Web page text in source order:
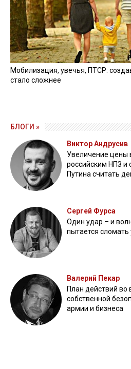
Мобилизация, увечья, ПТСР:
стало сложнее
БЛОГИ »
Виктор Андрусив
Увеличение цены
российским НПЗ и
Путина считать
Сергей Фурса
Один удар – и
пытается сломать
Валерий Пекар
План действий во
собственной
армии и бизнеса